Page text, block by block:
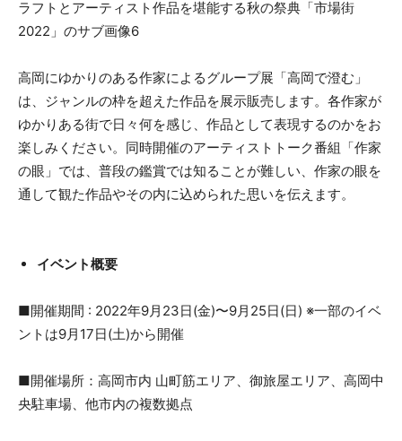
高岡にゆかりのある作家によるグループ展「高岡で澄む」
は、ジャンルの枠を超えた作品を展示販売します。各作家が
ゆかりある街で日々何を感じ、作品として表現するのかをお
楽しみください。同時開催のアーティストトーク番組「作家
の眼」では、普段の鑑賞では知ることが難しい、作家の眼を
通して観た作品やその内に込められた思いを伝えます。
イベント概要
■開催期間 : 2022年9月23日(金)〜9月25日(日) ※一部のイベ
ントは9月17日(土)から開催
■開催場所：高岡市内 山町筋エリア、御旅屋エリア、高岡中
央駐車場、他市内の複数拠点